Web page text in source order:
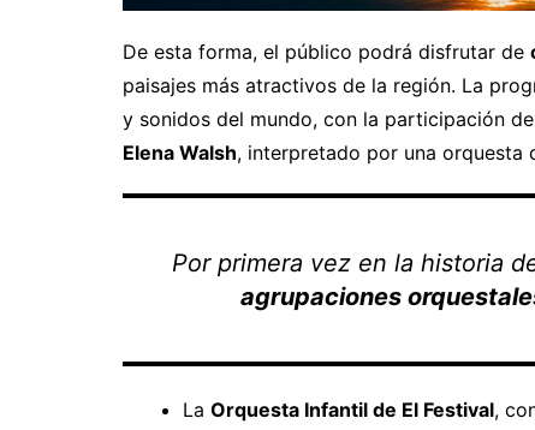
De esta forma, el público podrá disfrutar de
paisajes más atractivos de la región. La
y sonidos del mundo, con la participación
Elena Walsh, interpretado por una orquesta
Por primera vez en la historia
agrupaciones
La Orquesta Infantil de El Festival,